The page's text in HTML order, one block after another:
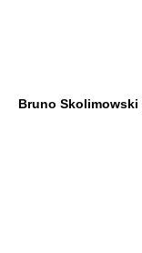
Bruno Skolimowski